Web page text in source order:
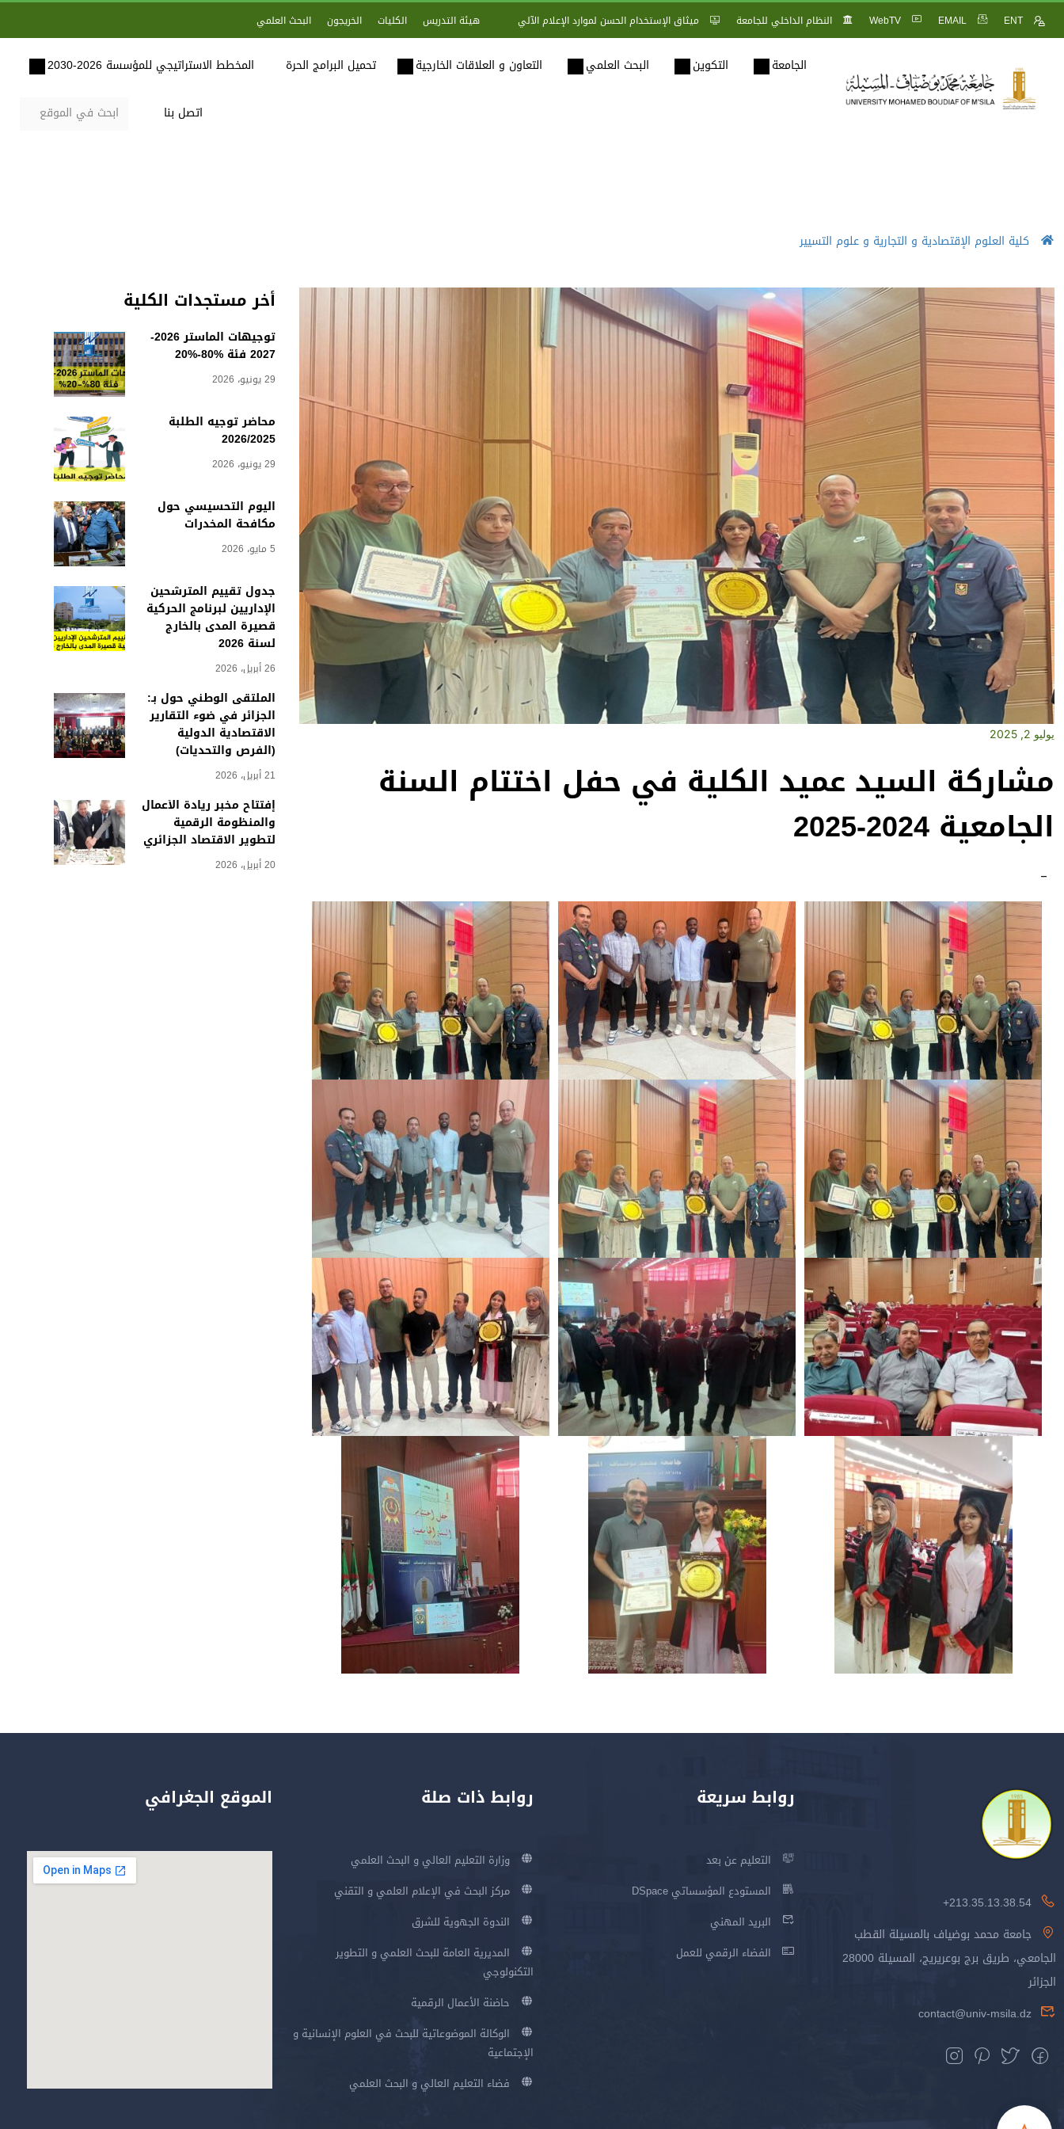
ENT
EMAIL
WebTV النظام الداخلي للجامعة ميثاق الإستخدام الحسن لموارد الإعلام الآلي هيئة التدريس الكليات الخريجون البحث العلمي
الجامعة التكوين البحث العلمي التعاون و العلاقات الخارجية تحميل البرامج الحرة المخطط الاستراتيجي للمؤسسة 2026-2030
اتصل بنا
كلية العلوم الإقتصادية و التجارية و علوم التسيير
أخر مستجدات الكلية
توجيهات الماستر 2026-
2027 فئة %80-%20
29 يونيو، 2026
محاضر توجيه الطلبة
2026/2025
29 يونيو، 2026
اليوم التحسيسي حول
مكافحة المخدرات
5 مايو، 2026
جدول تقييم المترشحين
الإداريين لبرنامج الحركية
قصيرة المدى بالخارج
لسنة 2026
26 أبريل، 2026
الملتقى الوطني حول بـ:
الجزائر في ضوء التقارير
الاقتصادية الدولية
(الفرص والتحديات)
21 أبريل، 2026
إفتتاح مخبر ريادة الأعمال
والمنظومة الرقمية
لتطوير الاقتصاد الجزائري
20 أبريل، 2026
يوليو 2, 2025
مشاركة السيد عميد الكلية في حفل اختتام السنة
الجامعية 2024-2025
–
213.35.13.38.54+
جامعة محمد بوضياف بالمسيلة القطب
الجامعي، طريق برج بوعريريج، المسيلة 28000
الجزائر
contact@univ-msila.dz
روابط سريعة
التعليم عن بعد
المستودع المؤسساتي DSpace
البريد المهني
الفضاء الرقمي للعمل
روابط ذات صلة
وزارة التعليم العالي و البحث العلمي
مركز البحث في الإعلام العلمي و التقني
الندوة الجهوية للشرق
المديرية العامة للبحث العلمي و التطوير
التكنولوجي
حاضنة الأعمال الرقمية
الوكالة الموضوعاتية للبحث في العلوم الإنسانية و
الإجتماعية
فضاء التعليم العالي و البحث العلمي
الموقع الجغرافي